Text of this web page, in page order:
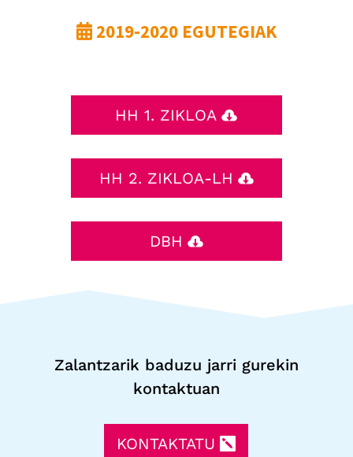
2019-2020 EGUTEGIAK
HH 1. ZIKLOA
HH 2. ZIKLOA-LH
DBH
Zalantzarik baduzu jarri gurekin
kontaktuan
KONTAKTATU